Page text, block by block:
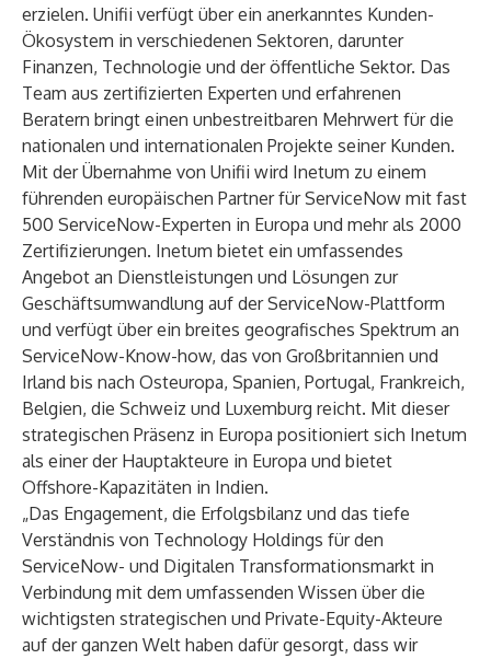
erzielen. Unifii verfügt über ein anerkanntes Kunden-
Ökosystem in verschiedenen Sektoren, darunter
Finanzen, Technologie und der öffentliche Sektor. Das
Team aus zertifizierten Experten und erfahrenen
Beratern bringt einen unbestreitbaren Mehrwert für die
nationalen und internationalen Projekte seiner Kunden.
Mit der Übernahme von Unifii wird Inetum zu einem
führenden europäischen Partner für ServiceNow mit fast
500 ServiceNow-Experten in Europa und mehr als 2000
Zertifizierungen. Inetum bietet ein umfassendes
Angebot an Dienstleistungen und Lösungen zur
Geschäftsumwandlung auf der ServiceNow-Plattform
und verfügt über ein breites geografisches Spektrum an
ServiceNow-Know-how, das von Großbritannien und
Irland bis nach Osteuropa, Spanien, Portugal, Frankreich,
Belgien, die Schweiz und Luxemburg reicht. Mit dieser
strategischen Präsenz in Europa positioniert sich Inetum
als einer der Hauptakteure in Europa und bietet
Offshore-Kapazitäten in Indien.
„Das Engagement, die Erfolgsbilanz und das tiefe
Verständnis von Technology Holdings für den
ServiceNow- und Digitalen Transformationsmarkt in
Verbindung mit dem umfassenden Wissen über die
wichtigsten strategischen und Private-Equity-Akteure
auf der ganzen Welt haben dafür gesorgt, dass wir